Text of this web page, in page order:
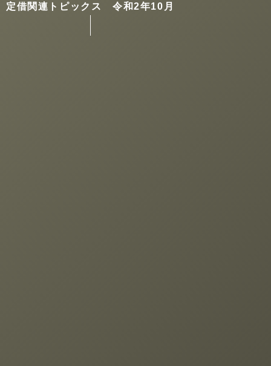
定借関連トピックス 令和2年10月